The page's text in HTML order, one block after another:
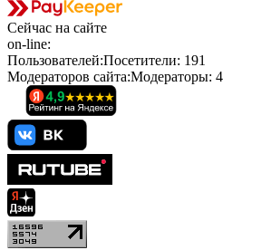
Сейчас на сайте
on-line:
Пользователей:Посетители: 191
Модераторов сайта:Модераторы: 4